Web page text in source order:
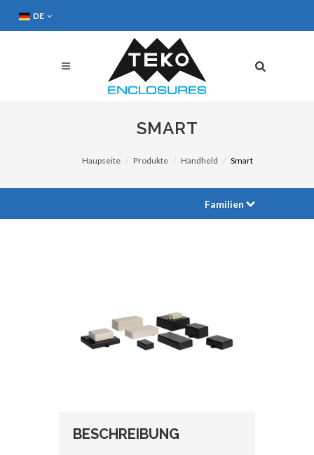
DE
SMART
Haupseite Produkte Handheld Smart
Familien
BESCHREIBUNG